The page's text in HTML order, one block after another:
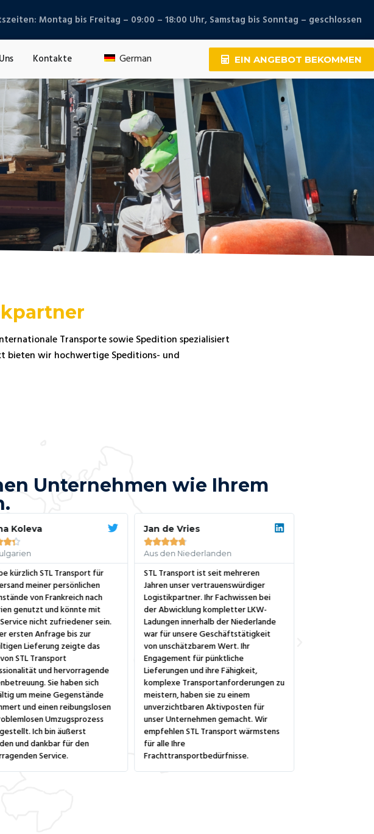
Montag bis Freitag – 09:00 – 18:00 Uhr, Samstag bis Sonntag – geschlossen
Kontakte German EIN ANGEBOT BEKOMMEN
Transporte sowie Spedition spezialisiert
bieten wir hochwertige Speditions- und
Unternehmen wie Ihrem
Koleva

kürzlich STL Transport für
meiner persönlichen
von Frankreich nach
genutzt und könnte mit
nicht zufriedener sein.
ersten Anfrage bis zur
Lieferung zeigte das
STL Transport
und hervorragende
Sie haben sich
um meine Gegenstände
und einen reibungslosen
Umzugsprozess
Ich bin äußerst
und dankbar für den
Service.
Jan de Vries

Aus den Niederlanden
STL Transport ist seit mehreren
Jahren unser vertrauenswürdiger
Logistikpartner. Ihr Fachwissen bei
der Abwicklung kompletter LKW-
Ladungen innerhalb der Niederlande
war für unsere Geschäftstätigkeit
von unschätzbarem Wert. Ihr
Engagement für pünktliche
Lieferungen und ihre Fähigkeit,
komplexe Transportanforderungen zu
meistern, haben sie zu einem
unverzichtbaren Aktivposten für
unser Unternehmen gemacht. Wir
empfehlen STL Transport wärmstens
für alle Ihre
Frachttransportbedürfnisse.